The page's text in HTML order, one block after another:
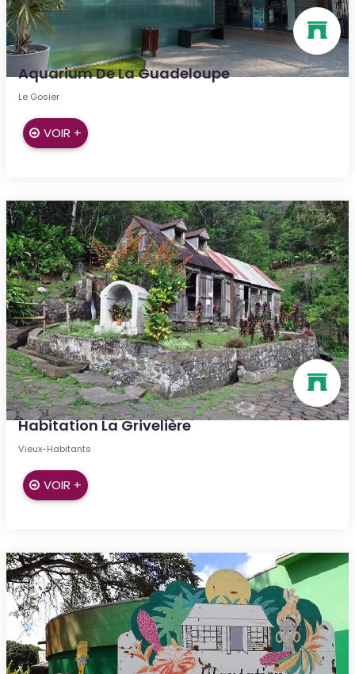
Aquarium De La Guadeloupe
Le Gosier
VOIR +
Habitation La Grivelière
Vieux-Habitants
VOIR +